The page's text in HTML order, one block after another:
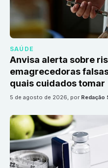
SAÚDE
Anvisa alerta sobre
emagrecedoras
quais cuidados tomar
5 de agosto de 2026, por Redação